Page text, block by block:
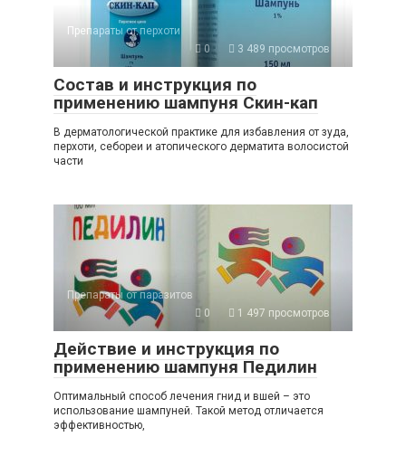
Препараты от перхоти
0
3 489 просмотров
Состав и инструкция по
применению шампуня Скин-кап
В дерматологической практике для избавления от зуда,
перхоти, себореи и атопического дерматита волосистой
части
Препараты от паразитов
0
1 497 просмотров
Действие и инструкция по
применению шампуня Педилин
Оптимальный способ лечения гнид и вшей – это
использование шампуней. Такой метод отличается
эффективностью,